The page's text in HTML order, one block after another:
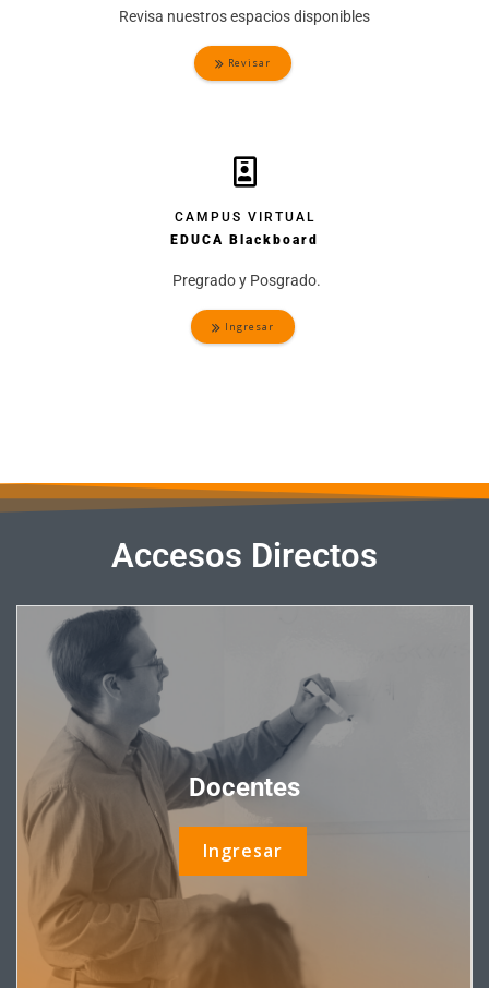
Revisa nuestros espacios disponibles
Revisar
CAMPUS VIRTUAL
EDUCA Blackboard
Pregrado y Posgrado.
Ingresar
Accesos Directos
Docentes
Ingresar